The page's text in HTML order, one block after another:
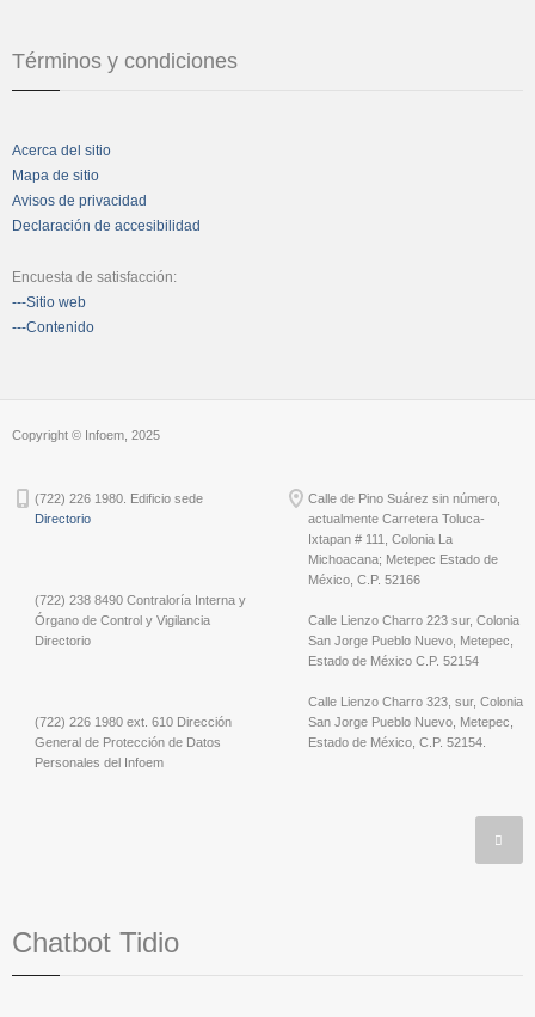
Términos y condiciones
Acerca del sitio
Mapa de sitio
Avisos de privacidad
Declaración de accesibilidad
Encuesta de satisfacción:
---Sitio web
---Contenido
Copyright © Infoem, 2025
(722) 226 1980. Edificio sede
Directorio
(722) 238 8490 Contraloría Interna y
Órgano de Control y Vigilancia
Directorio
(722) 226 1980 ext. 610 Dirección
General de Protección de Datos
Personales del Infoem
Calle de Pino Suárez sin número,
actualmente Carretera Toluca-
Ixtapan # 111, Colonia La
Michoacana; Metepec Estado de
México, C.P. 52166
Calle Lienzo Charro 223 sur, Colonia
San Jorge Pueblo Nuevo, Metepec,
Estado de México C.P. 52154
Calle Lienzo Charro 323, sur, Colonia
San Jorge Pueblo Nuevo, Metepec,
Estado de México, C.P. 52154.
Chatbot Tidio